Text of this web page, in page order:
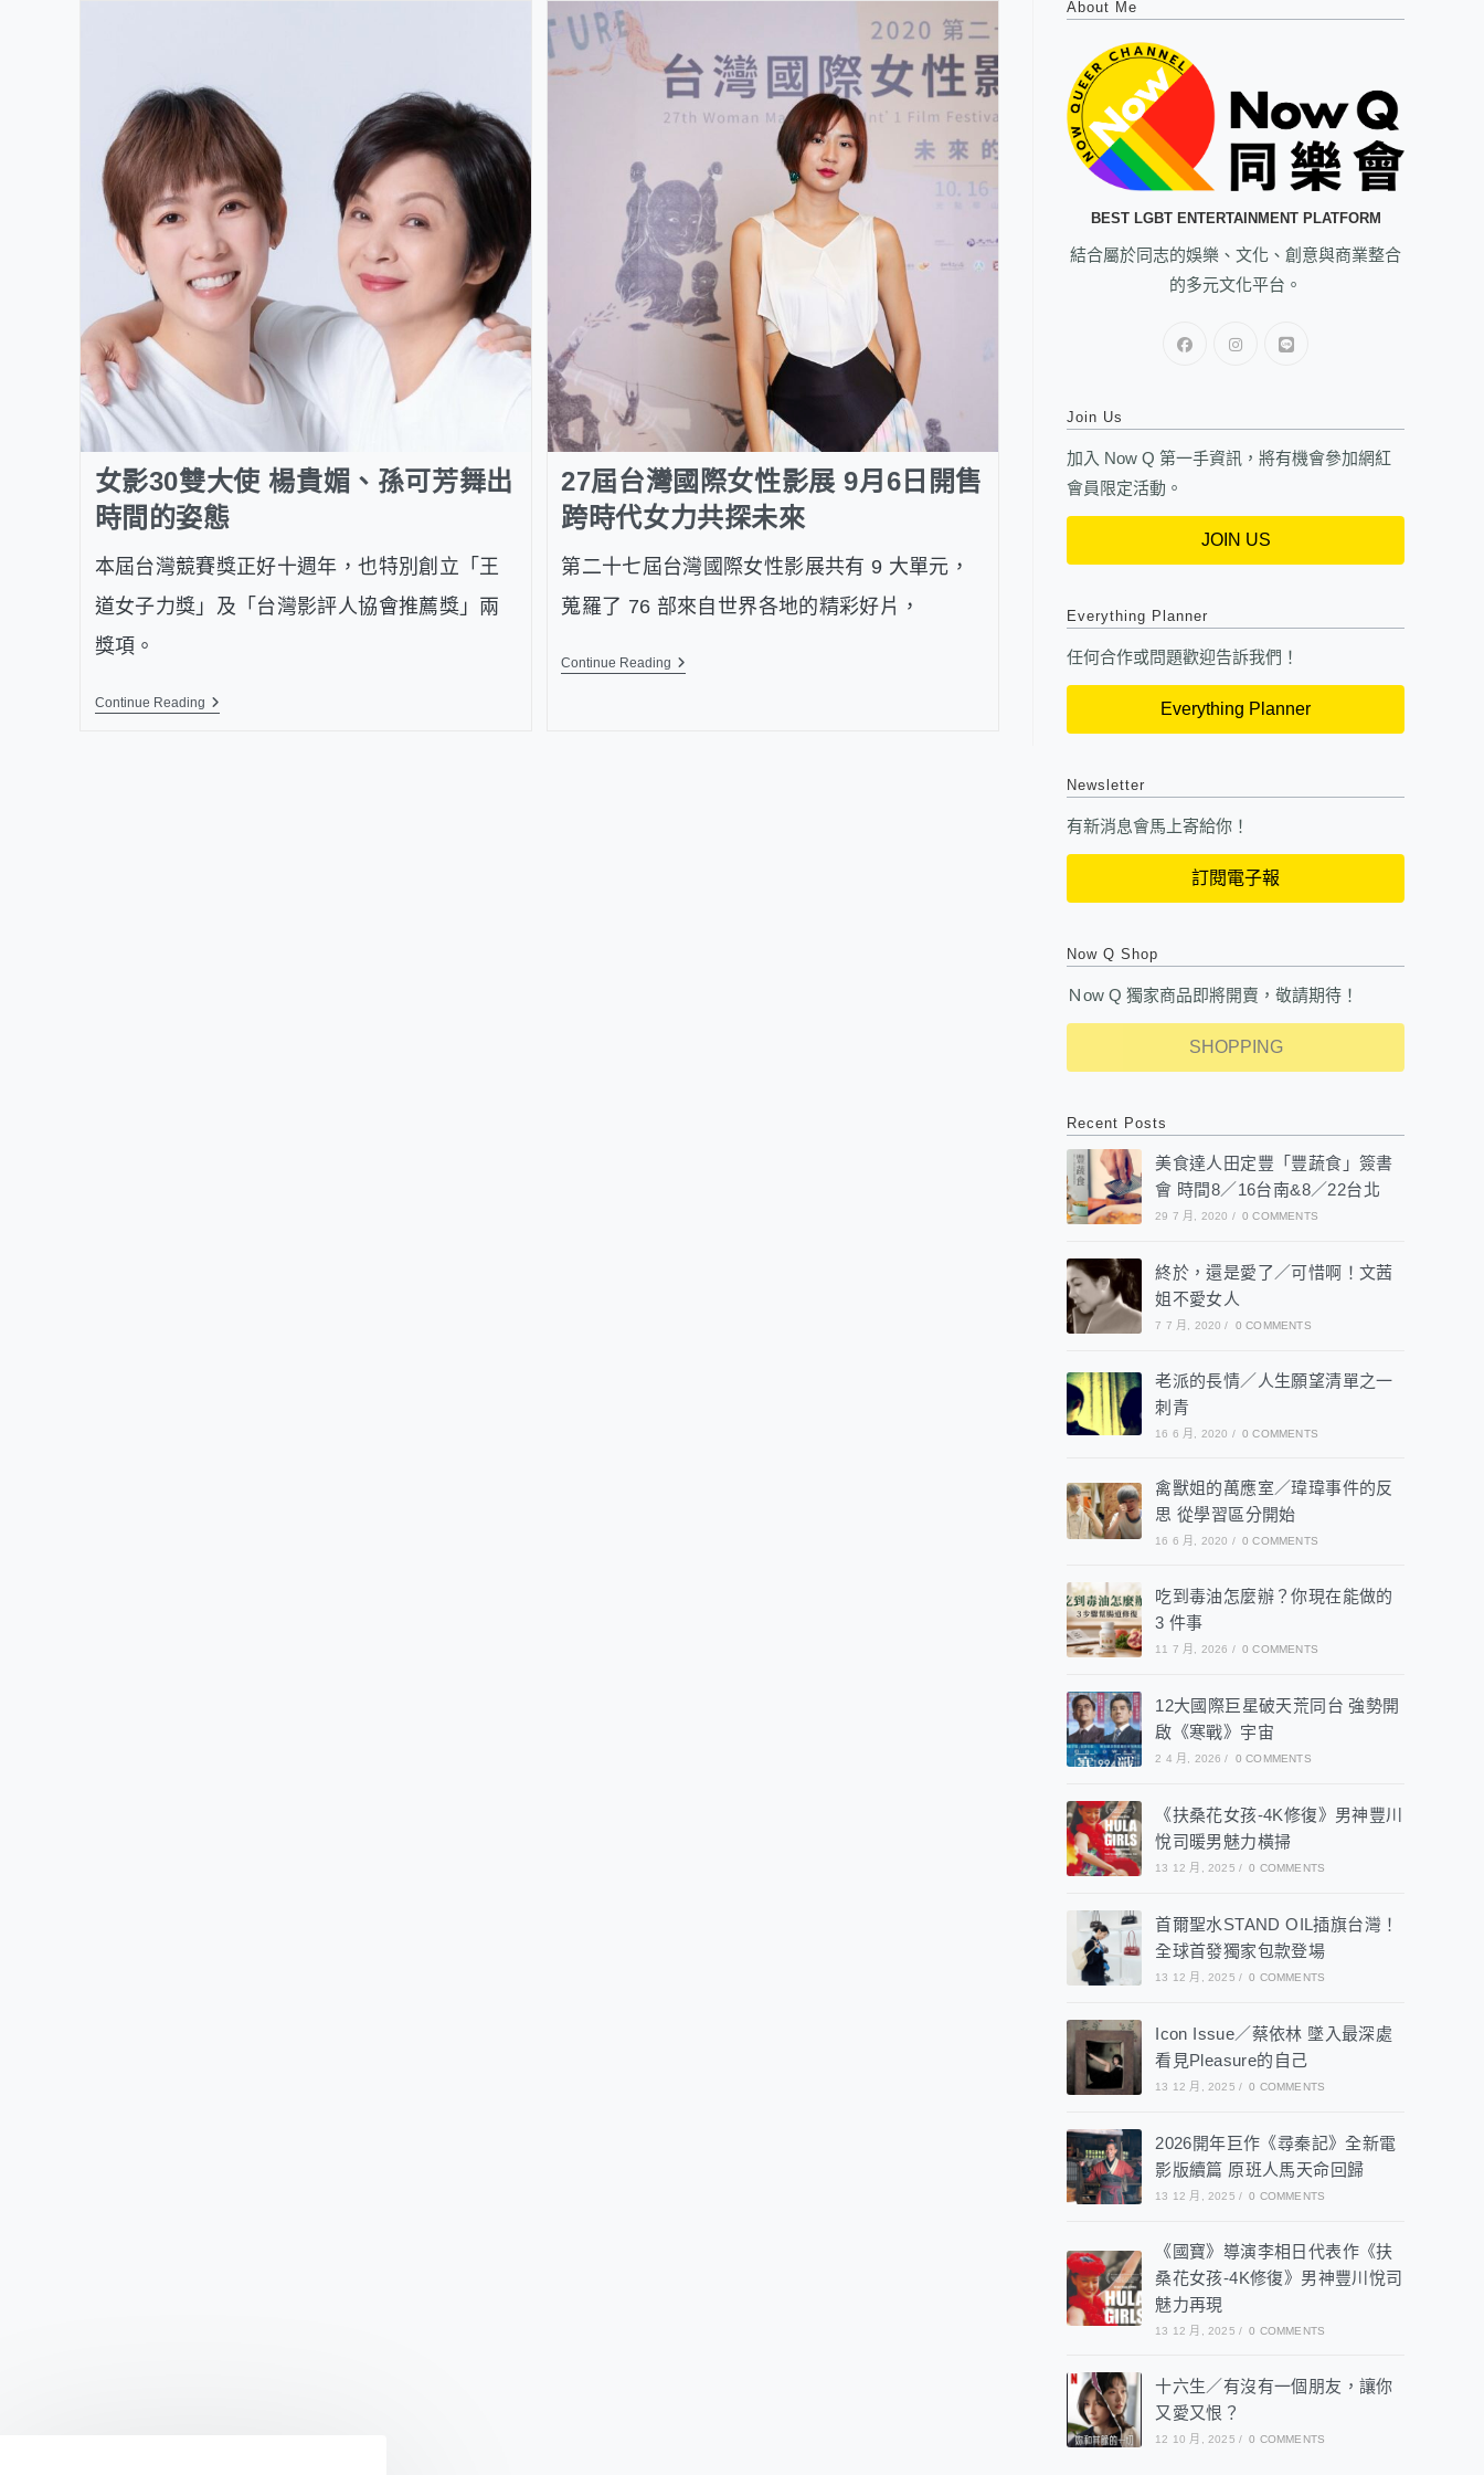
女影30雙大使 楊貴媚、孫可芳舞出
時間的姿態
本屆台灣競賽獎正好十週年，也特別創立「王
道女子力獎」及「台灣影評人協會推薦獎」兩
獎項。
Continue Reading
27屆台灣國際女性影展 9月6日開售
跨時代女力共探未來
第二十七屆台灣國際女性影展共有 9 大單元，
蒐羅了 76 部來自世界各地的精彩好片，
Continue Reading
About Me
BEST LGBT ENTERTAINMENT PLATFORM
結合屬於同志的娛樂、文化、創意與商業整合
的多元文化平台。
Join Us
加入 Now Q 第一手資訊，將有機會參加網紅
會員限定活動。
JOIN US
Everything Planner
任何合作或問題歡迎告訴我們！
Everything Planner
Newsletter
有新消息會馬上寄給你！
訂閱電子報
Now Q Shop
Ｎow Q 獨家商品即將開賣，敬請期待！
SHOPPING
Recent Posts
美食達人田定豐「豐蔬食」簽書
會 時間8／16台南&8／22台北
29 7 月, 2020 / 0 COMMENTS
終於，還是愛了／可惜啊！文茜
姐不愛女人
7 7 月, 2020 / 0 COMMENTS
老派的長情／人生願望清單之一
刺青
16 6 月, 2020 / 0 COMMENTS
禽獸姐的萬應室／瑋瑋事件的反
思 從學習區分開始
16 6 月, 2020 / 0 COMMENTS
吃到毒油怎麼辦？你現在能做的
3 件事
11 7 月, 2026 / 0 COMMENTS
12大國際巨星破天荒同台 強勢開
啟《寒戰》宇宙
2 4 月, 2026 / 0 COMMENTS
《扶桑花女孩-4K修復》男神豐川
悅司暖男魅力橫掃
13 12 月, 2025 / 0 COMMENTS
首爾聖水STAND OIL插旗台灣！
全球首發獨家包款登場
13 12 月, 2025 / 0 COMMENTS
Icon Issue／蔡依林 墜入最深處
看見Pleasure的自己
13 12 月, 2025 / 0 COMMENTS
2026開年巨作《尋秦記》全新電
影版續篇 原班人馬天命回歸
13 12 月, 2025 / 0 COMMENTS
《國寶》導演李相日代表作《扶
桑花女孩-4K修復》男神豐川悅司
魅力再現
13 12 月, 2025 / 0 COMMENTS
十六生／有沒有一個朋友，讓你
又愛又恨？
12 10 月, 2025 / 0 COMMENTS